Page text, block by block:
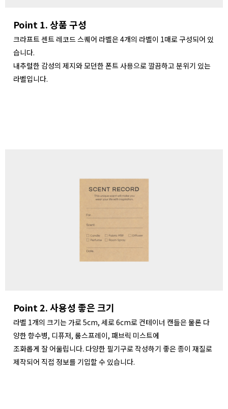
Point 1. 상품 구성
크라프트 센트 레코드 스퀘어 라벨은 4개의 라벨이 1매로 구성되어 있
습니다.
내추럴한 감성의 제지와 모던한 폰트 사용으로 깔끔하고 분위기 있는
라벨입니다.
Point 2. 사용성 좋은 크기
라벨 1개의 크기는 가로 5cm, 세로 6cm로 컨테이너 캔들은 물론 다
양한 향수병, 디퓨저, 룸스프레이, 패브릭 미스트에
조화롭게 잘 어울립니다. 다양한 필기구로 작성하기 좋은 종이 재질로
제작되어 직접 정보를 기입할 수 있습니다.